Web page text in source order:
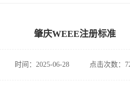
肇庆WEEE注册标准
时间：2025-06-28 点击次数：